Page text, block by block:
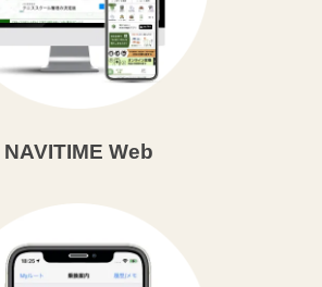
NAVITIME Web